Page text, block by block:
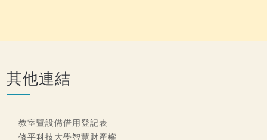
其他連結
教室暨設備借用登記表
修平科技大學智慧財產權